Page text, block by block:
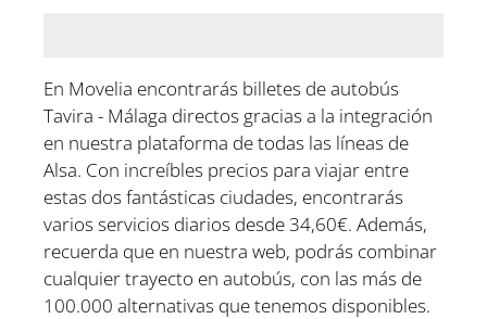
En Movelia encontrarás billetes de autobús
Tavira - Málaga directos gracias a la integración
en nuestra plataforma de todas las líneas de
Alsa. Con increíbles precios para viajar entre
estas dos fantásticas ciudades, encontrarás
varios servicios diarios desde 34,60€. Además,
recuerda que en nuestra web, podrás combinar
cualquier trayecto en autobús, con las más de
100.000 alternativas que tenemos disponibles.